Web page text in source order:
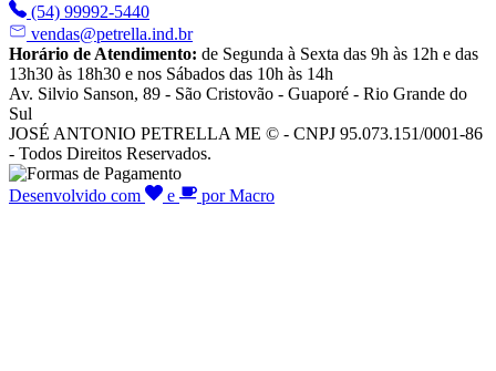
(54) 99992-5440
vendas@petrella.ind.br
Horário de Atendimento: de Segunda à Sexta das 9h às 12h e das
13h30 às 18h30 e nos Sábados das 10h às 14h
Av. Silvio Sanson, 89 - São Cristovão - Guaporé - Rio Grande do
Sul
JOSÉ ANTONIO PETRELLA ME © - CNPJ 95.073.151/0001-86
- Todos Direitos Reservados.
Desenvolvido com e por Macro